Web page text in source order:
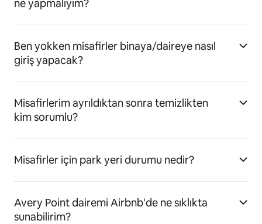
ne yapmalıyım?
Ben yokken misafirler binaya/daireye nasıl
giriş yapacak?
Misafirlerim ayrıldıktan sonra temizlikten
kim sorumlu?
Misafirler için park yeri durumu nedir?
Avery Point dairemi Airbnb'de ne sıklıkta
sunabilirim?